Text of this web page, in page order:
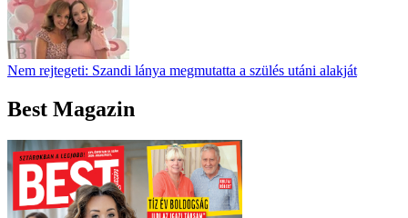
Nem rejtegeti: Szandi lánya megmutatta a szülés utáni alakját
Best Magazin